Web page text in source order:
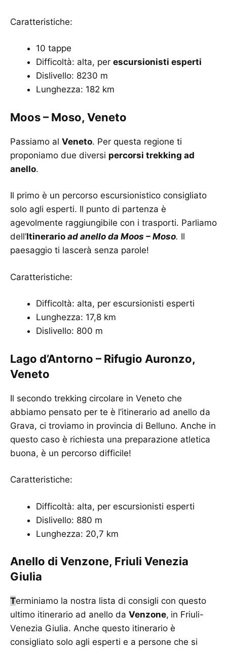
Caratteristiche:
10 tappe
Difficoltà: alta, per escursionisti esperti
Dislivello: 8230 m
Lunghezza: 182 km
Moos – Moso, Veneto
Passiamo al Veneto. Per questa regione ti
proponiamo due diversi percorsi trekking ad
anello.
Il primo è un percorso escursionistico consigliato
solo agli esperti. Il punto di partenza è
agevolmente raggiungibile con i trasporti. Parliamo
dell’Itinerario ad anello da Moos – Moso. Il
paesaggio ti lascerà senza parole!
Caratteristiche:
Difficoltà: alta, per escursionisti esperti
Lunghezza: 17,8 km
Dislivello: 800 m
Lago d’Antorno – Rifugio Auronzo,
Veneto
Il secondo trekking circolare in Veneto che
abbiamo pensato per te è l’itinerario ad anello da
Grava, ci troviamo in provincia di Belluno. Anche in
questo caso è richiesta una preparazione atletica
buona, è un percorso difficile!
Caratteristiche:
Difficoltà: alta, per escursionisti esperti
Dislivello: 880 m
Lunghezza: 20,7 km
Anello di Venzone, Friuli Venezia
Giulia
Terminiamo la nostra lista di consigli con questo
ultimo itinerario ad anello da Venzone, in Friuli-
Venezia Giulia. Anche questo itinerario è
consigliato solo agli esperti e a persone che si